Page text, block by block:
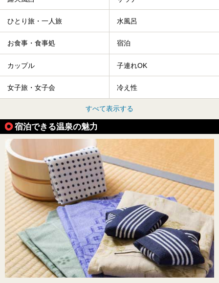
ひとり旅・一人旅 水風呂
お食事・食事処 宿泊
カップル 子連れOK
女子旅・女子会 冷え性
すべて表示する
宿泊できる温泉の魅力